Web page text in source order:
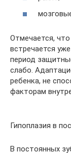
Отмечается, что
встречается
период
слабо.
ребенка, не
факторам
Гипоплазия в
В постоянных